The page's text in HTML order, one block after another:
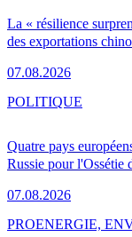
La « résilience
des exportations
07.08.2026
Quatre pays
Russie pour l'Ossétie
07.08.2026
POLITIQUE
PROENERGIE,